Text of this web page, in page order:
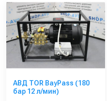
АВД TOR BayPass (180
бар 12 л/мин)